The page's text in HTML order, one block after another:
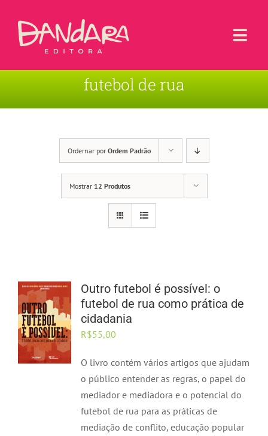
Sobre a Editora
futebol de rua
Ordernar por Ordem Padrão
Mostrar 12 Produtos
Outro futebol é possível: o
futebol de rua como prática de
cidadania
R$55,00
O livro contém vários artigos que ajudam
o público entender as regras, o papel do
mediador e mediadora e o potencial do
futebol de rua para as práticas de
mediação de conflito, educação popular